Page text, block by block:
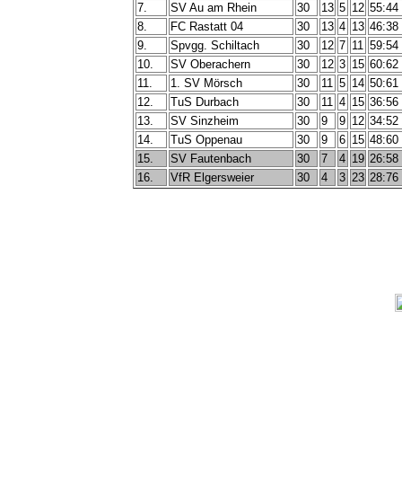
7.
SV Au am Rhein 30 13 5 12 55:44
8.
FC Rastatt 04 30 13 4 13 46:38
9.
Spvgg. Schiltach 30 12 7 11 59:54
10.
SV Oberachern 30 12 3 15 60:62
11.
1. SV Mörsch 30 11 5 14 50:61
12.
TuS Durbach 30 11 4 15 36:56
13.
SV Sinzheim 30 9 9 12 34:52
14.
TuS Oppenau 30 9 6 15 48:60
15.
SV Fautenbach 30 7 4 19 26:58
16.
VfR Elgersweier 30 4 3 23 28:76